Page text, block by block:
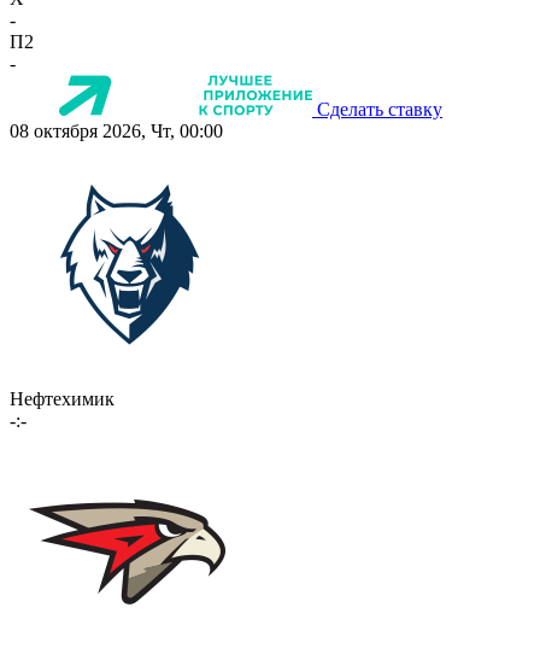
-
П2
-
Сделать ставку
08 октября 2026, Чт, 00:00
Нефтехимик
-:-